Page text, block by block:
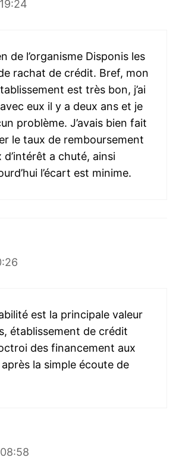
de l’organisme Disponis les
rachat de crédit. Bref, mon
est très bon, j’ai
eux il y a deux ans et je
problème. J’avais bien fait
le taux de remboursement
d’intérêt a chuté, ainsi
l’écart est minime.
est la principale valeur
établissement de crédit
des financement aux
la simple écoute de